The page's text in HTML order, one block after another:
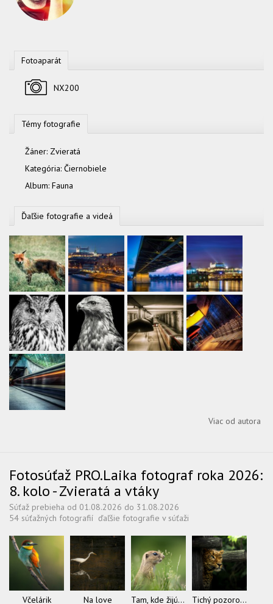
Fotoaparát
NX200
Témy fotografie
Žáner: Zvieratá
Kategória: Čiernobiele
Album: Fauna
Ďaľšie fotografie a videá
Viac od autora
Fotosúťaž PRO.Laika fotograf roka 2026:
8. kolo - Zvieratá a vtáky
Súťaž prebieha od 01.08.2026 do 31.08.2026
54 súťažných fotografií ďaľšie fotografie v súťaži
Včelárik Na love Tam, kde žijú sysle Tichý pozorovateľ